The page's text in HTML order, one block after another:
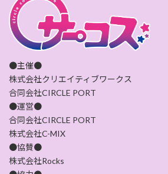
●主催●
株式会社クリエイティブワークス
合同会社CIRCLE PORT
●運営●
合同会社CIRCLE PORT
株式会社C-MIX
●協賛●
株式会社Rocks